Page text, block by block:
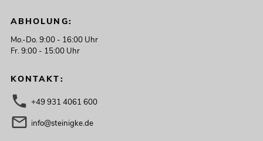
ABHOLUNG:
Mo.-Do. 9:00 - 16:00 Uhr
Fr. 9:00 - 15:00 Uhr
KONTAKT:
+49 931 4061 600
info@steinigke.de